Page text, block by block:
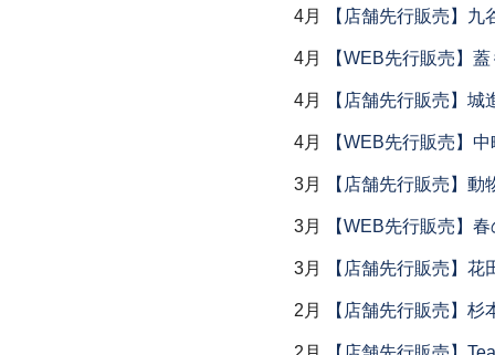
4月 【店舗先行販売】九
4月 【WEB先行販売】
4月 【店舗先行販売】城
4月 【WEB先行販売】
3月 【店舗先行販売】動
3月 【WEB先行販売】
3月 【店舗先行販売】
2月 【店舗先行販売】